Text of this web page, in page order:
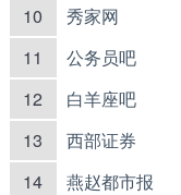
10 秀家网
11 公务员吧
12 白羊座吧
13 西部证券
14 燕赵都市报